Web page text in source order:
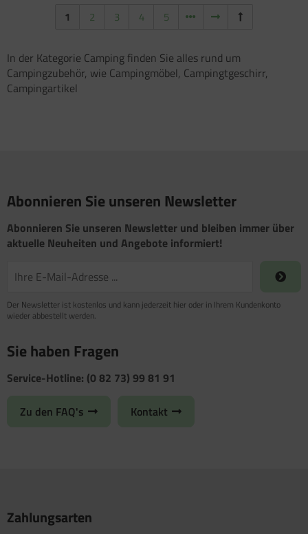
1 2 3 4 5
In der Kategorie Camping finden Sie alles rund um
Campingzubehör, wie Campingmöbel, Campingtgeschirr,
Campingartikel
Abonnieren Sie unseren Newsletter
Abonnieren Sie unseren Newsletter und bleiben immer über
aktuelle Neuheiten und Angebote informiert!
Der Newsletter ist kostenlos und kann jederzeit hier oder in Ihrem Kundenkonto
wieder abbestellt werden.
Sie haben Fragen
Service-Hotline: (0 82 73) 99 81 91
Zu den FAQ's Kontakt
Zahlungsarten